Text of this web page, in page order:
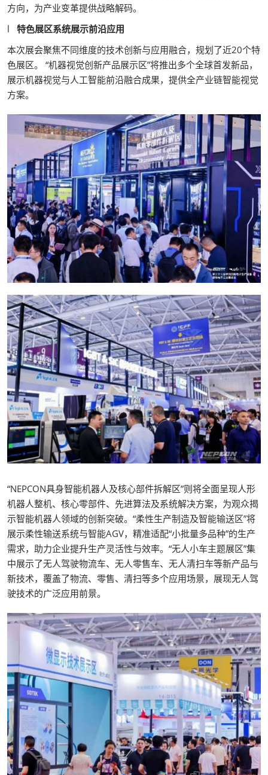
方向，为产业变革提供战略解码。
l 特色展区系统展示前沿应用
本次展会聚焦不同维度的技术创新与应用融合，规划了近20个特
色展区。 “机器视觉创新产品展示区”将推出多个全球首发新品，
展示机器视觉与人工智能前沿融合成果，提供全产业链智能视觉
方案。
“NEPCON具身智能机器人及核心部件拆解区”则将全面呈现人形
机器人整机、核心零部件、先进算法及系统解决方案，为观众揭
示智能机器人领域的创新突破。“柔性生产制造及智能输送区”将
展示柔性输送系统与智能AGV，精准适配“小批量多品种”的生产
需求，助力企业提升生产灵活性与效率。“无人小车主题展区”集
中展示了无人驾驶物流车、无人零售车、无人清扫车等新产品与
新技术，覆盖了物流、零售、清扫等多个应用场景，展现无人驾
驶技术的广泛应用前景。